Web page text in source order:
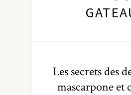
Les secrets des
mascarpone et